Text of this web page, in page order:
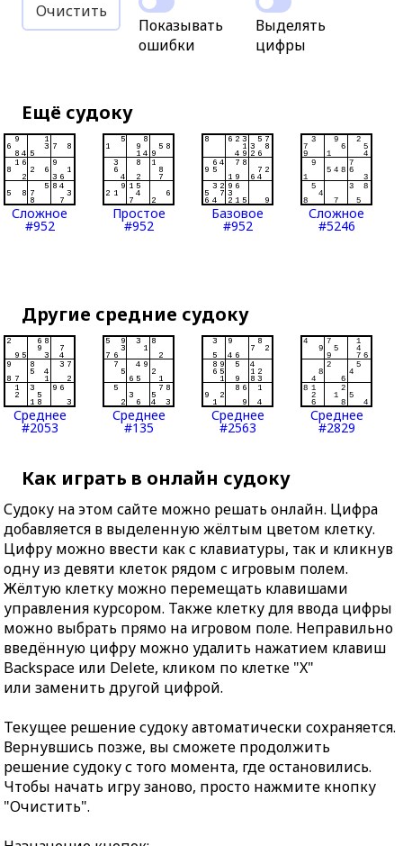
Очистить
Показывать
ошибки
Выделять
цифры
Ещё судоку
Сложное
#952
Простое
#952
Базовое
#952
Сложное
#5246
Другие средние судоку
Среднее
#2053
Среднее
#135
Среднее
#2563
Среднее
#2829
Как играть в онлайн судоку
Судоку на этом сайте можно решать онлайн. Цифра
добавляется в выделенную жёлтым цветом клетку.
Цифру можно ввести как с клавиатуры, так и кликнув
одну из девяти клеток рядом с игровым полем.
Жёлтую клетку можно перемещать клавишами
управления курсором. Также клетку для ввода цифры
можно выбрать прямо на игровом поле. Неправильно
введённую цифру можно удалить нажатием клавиш
Backspace или Delete, кликом по клетке "X"
или заменить другой цифрой.
Текущее решение судоку автоматически сохраняется.
Вернувшись позже, вы сможете продолжить
решение судоку с того момента, где остановились.
Чтобы начать игру заново, просто нажмите кнопку
"Очистить".